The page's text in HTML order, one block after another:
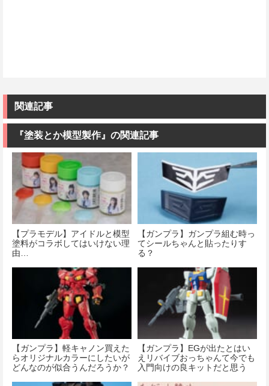
関連記事
『塗装とか模型製作』の関連記事
【プラモデル】アイドルと模型
塗料がコラボしてはいけない理
由…
【ガンプラ】ガンプラ組む時っ
てシールちゃんと貼ったりす
る？
【ガンプラ】軽キャノン買えた
らオリジナルカラーにしたいが
どんなのが似合うんだろうか？
【ガンプラ】EGが出たとはい
えリバイブおっちゃんて今でも
入門向けの良キットだと思う